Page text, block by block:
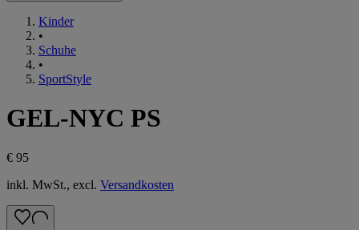
Kinder
•
Schuhe
•
SportStyle
GEL-NYC PS
€ 95
inkl. MwSt., excl. Versandkosten